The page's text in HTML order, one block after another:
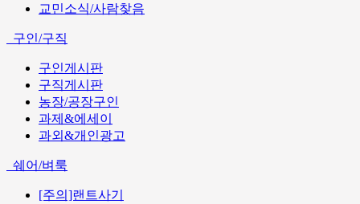
교민소식/사람찾음
구인/구직
구인게시판
구직게시판
농장/공장구인
과제&에세이
과외&개인광고
쉐어/벼룩
[주의]랜트사기